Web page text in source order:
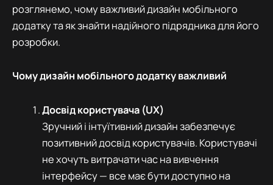
розглянемо, чому важливий дизайн мобільного
додатку та як знайти надійного підрядника для його
розробки.
Чому дизайн мобільного додатку важливий
Досвід користувача (UX)
Зручний і інтуїтивний дизайн забезпечує
позитивний досвід користувачів. Користувачі
не хочуть витрачати час на вивчення
інтерфейсу — все має бути доступно на